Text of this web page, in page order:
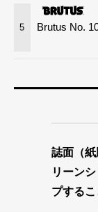
5 Brutus No.
誌面（
リーン
プするこ